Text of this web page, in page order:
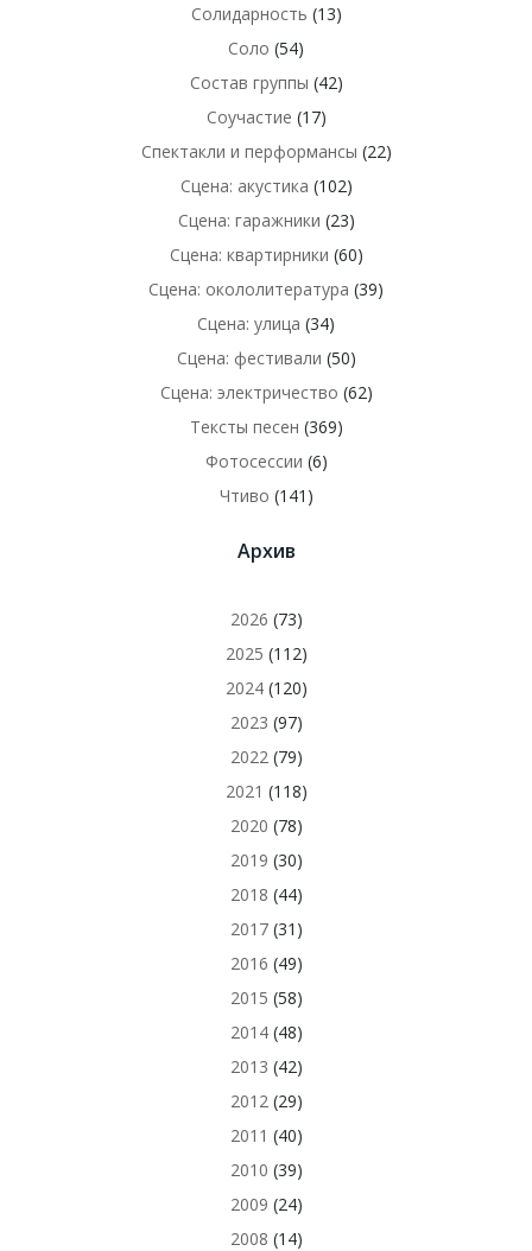
Солидарность (13)
Соло (54)
Состав группы (42)
Соучастие (17)
Спектакли и перформансы (22)
Сцена: акустика (102)
Сцена: гаражники (23)
Сцена: квартирники (60)
Сцена: окололитература (39)
Сцена: улица (34)
Сцена: фестивали (50)
Сцена: электричество (62)
Тексты песен (369)
Фотосессии (6)
Чтиво (141)
Архив
2026 (73)
2025 (112)
2024(120)
2023 (97)
2022 (79)
2021 (118)
2020 (78)
2019 (30)
2018 (44)
2017(31)
2016 (49)
2015 (58)
2014(48)
2013 (42)
2012 (29)
2011 (40)
2010 (39)
2009 (24)
2008 (14)